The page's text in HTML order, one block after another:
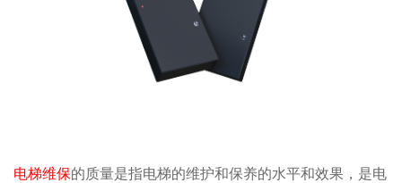
电梯维保的质量是指电梯的维护和保养的水平和效果，是电